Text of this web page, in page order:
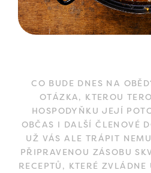
CO BUDE DNES NA
OTÁZKA, KTEROU
HOSPODYŇKU JEJÍ
OBČAS I DALŠÍ ČLENOVÉ
UŽ VÁS ALE TRÁPIT
PŘIPRAVENOU ZÁSOBU
RECEPTŮ, KTERÉ